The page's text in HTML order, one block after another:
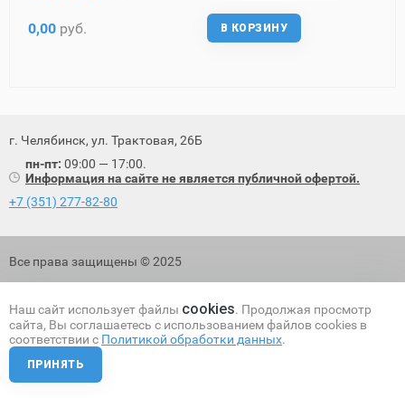
0,00 руб. В КОРЗИНУ
г. Челябинск, ул. Трактовая, 26Б
пн-пт: 09:00 — 17:00.
Информация на сайте не является публичной офертой.
+7 (351) 277-82-80
Все права защищены © 2025
Наш сайт использует файлы cookies. Продолжая просмотр
сайта, Вы соглашаетесь с использованием файлов cookies в
соответствии с Политикой обработки данных.
ПРИНЯТЬ